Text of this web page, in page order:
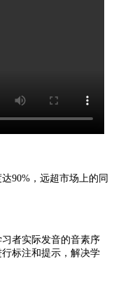
达90%，远超市场上的同
者实际发音的音素序
标注和提示，解决学